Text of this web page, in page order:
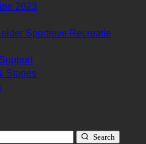
2023
Sportieve Recreatie
Stages
Search